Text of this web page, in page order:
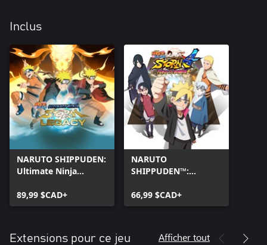
Inclus
NARUTO SHIPPUDEN:
Ultimate Ninja
89,99 $CAD+
NARUTO
SHIPPUDEN™:
STORM 4 ROAD TO
BORUTO
66,99 $CAD+
Extensions pour ce jeu Afficher tout